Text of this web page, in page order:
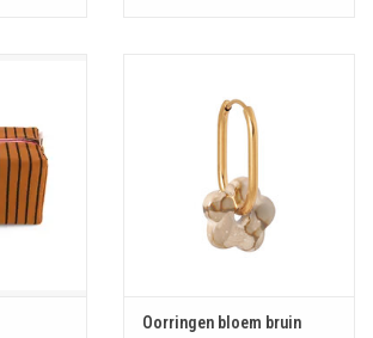
Oorringen bloem bruin